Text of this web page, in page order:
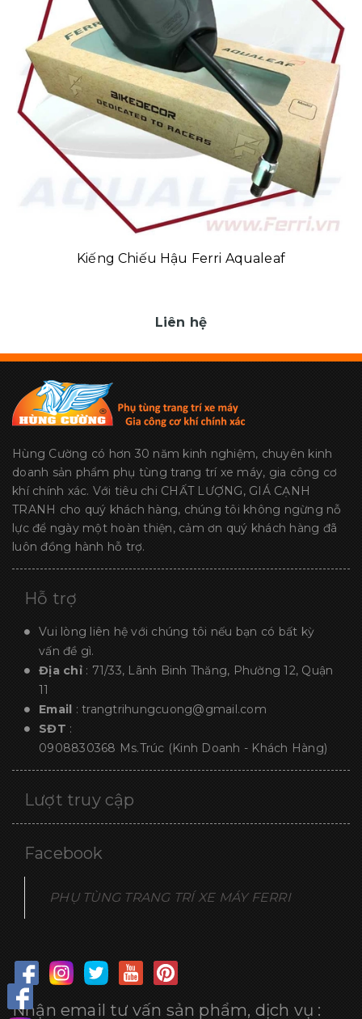
Kiếng Chiếu Hậu Ferri Aqualeaf
Liên hệ
Hùng Cường có hơn 30 năm kinh nghiệm, chuyên kinh
doanh sản phẩm phụ tùng trang trí xe máy, gia công cơ
khí chính xác. Với tiêu chi CHẤT LƯỢNG, GIÁ CẠNH
TRANH cho quý khách hàng, chúng tôi không ngừng nỗ
lực để ngày một hoàn thiện, cảm ơn quý khách hàng đã
luôn đồng hành hỗ trợ.
Hỗ trợ
Vui lòng liên hệ với chúng tôi nếu bạn có bất kỳ
vấn đề gì.
Địa chỉ : 71/33, Lãnh Binh Thăng, Phường 12, Quận
11
Email : trangtrihungcuong@gmail.com
SĐT :
0908830368 Ms.Trúc (Kinh Doanh - Khách Hàng)
Lượt truy cập
Facebook
PHỤ TÙNG TRANG TRÍ XE MÁY FERRI
Nhận email tư vấn sản phẩm, dịch vụ :